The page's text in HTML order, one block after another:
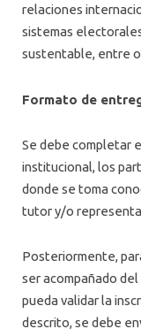
relaciones
sistemas
sustentable, entre
Formato de
Se debe completar
institucional, los
donde se toma
tutor y/o
Posteriormente,
ser acompañado
pueda validar la
descrito, se debe